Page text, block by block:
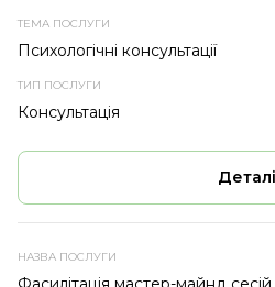
Психологічні консультації
Консультація
Деталі